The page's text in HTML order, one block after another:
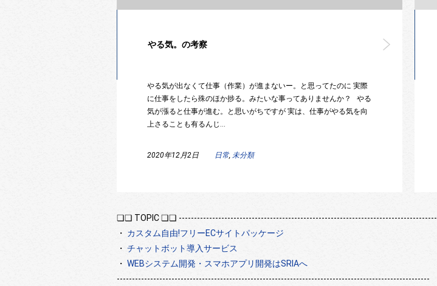
やる気。の考察
やる気が出なくて仕事（作業）が進まないー。と思ってたのに 実際
に仕事をしたら殊のほか捗る。みたいな事ってありませんか？ やる
気が漲ると仕事が進む。と思いがちですが 実は、仕事がやる気を向
上さることも有るんじ…
2020年12月2日 日常, 未分類
❏❏ TOPIC ❏❏ -------------------------------------------------------------------------------------
・ カスタム自由!フリーECサイトパッケージ
・ チャットボット導入サービス
・ WEBシステム開発・スマホアプリ開発はSRIAへ
-------------------------------------------------------------------------------------------------------